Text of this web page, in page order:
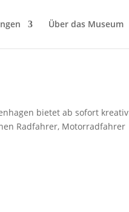
Über das Museum
bietet ab sofort kreativ
Radfahrer, Motorradfahrer